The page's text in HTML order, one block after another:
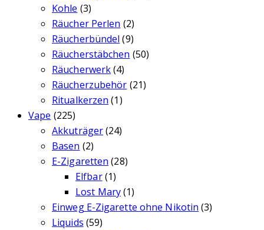
Kohle (3)
Räucher Perlen (2)
Räucherbündel (9)
Räucherstäbchen (50)
Räucherwerk(4)
Räucherzubehör (21)
Ritualkerzen (1)
Vape (225)
Akkuträger(24)
Basen (2)
E-Zigaretten (28)
Elfbar(1)
Lost Mary(1)
Einweg E-Zigarette ohne Nikotin (3)
Liquids (59)